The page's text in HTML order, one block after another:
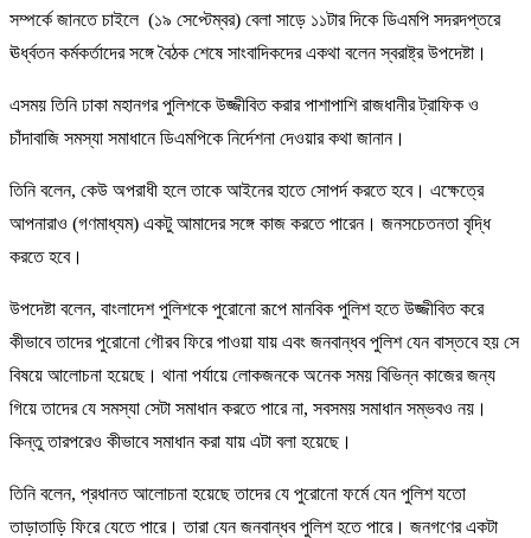
সম্পর্কে জানতে চাইলে (১৯ সেপ্টেম্বর) বেলা সাড়ে ১১টার দিকে ডিএমপি সদরদপ্তরে
ঊর্ধ্বতন কর্মকর্তাদের সঙ্গে বৈঠক শেষে সাংবাদিকদের একথা বলেন স্বরাষ্ট্র উপদেষ্টা।
এসময় তিনি ঢাকা মহানগর পুলিশকে উজ্জীবিত করার পাশাপাশি রাজধানীর ট্রাফিক ও
চাঁদাবাজি সমস্যা সমাধানে ডিএমপিকে নির্দেশনা দেওয়ার কথা জানান।
তিনি বলেন, কেউ অপরাধী হলে তাকে আইনের হাতে সোপর্দ করতে হবে। এক্ষেত্রে
আপনারাও (গণমাধ্যম) একটু আমাদের সঙ্গে কাজ করতে পারেন। জনসচেতনতা বৃদ্ধি
করতে হবে।
উপদেষ্টা বলেন, বাংলাদেশ পুলিশকে পুরোনো রূপে মানবিক পুলিশ হতে উজ্জীবিত করে
কীভাবে তাদের পুরোনো গৌরব ফিরে পাওয়া যায় এবং জনবান্ধব পুলিশ যেন বাস্তবে হয় সে
বিষয়ে আলোচনা হয়েছে। থানা পর্যায়ে লোকজনকে অনেক সময় বিভিন্ন কাজের জন্য
গিয়ে তাদের যে সমস্যা সেটা সমাধান করতে পারে না, সবসময় সমাধান সম্ভবও নয়।
কিন্তু তারপরেও কীভাবে সমাধান করা যায় এটা বলা হয়েছে।
তিনি বলেন, প্রধানত আলোচনা হয়েছে তাদের যে পুরোনো ফর্মে যেন পুলিশ যতো
তাড়াতাড়ি ফিরে যেতে পারে। তারা যেন জনবান্ধব পুলিশ হতে পারে। জনগণের একটা